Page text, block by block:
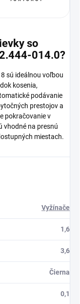
so
014.0?
sú ideálnou voľbou
kosenia,
podávanie
prestojov a
pokračovanie v
vhodné na presnú
miestach.
Vyžínače
1,6
3,6
Čierna
0,1